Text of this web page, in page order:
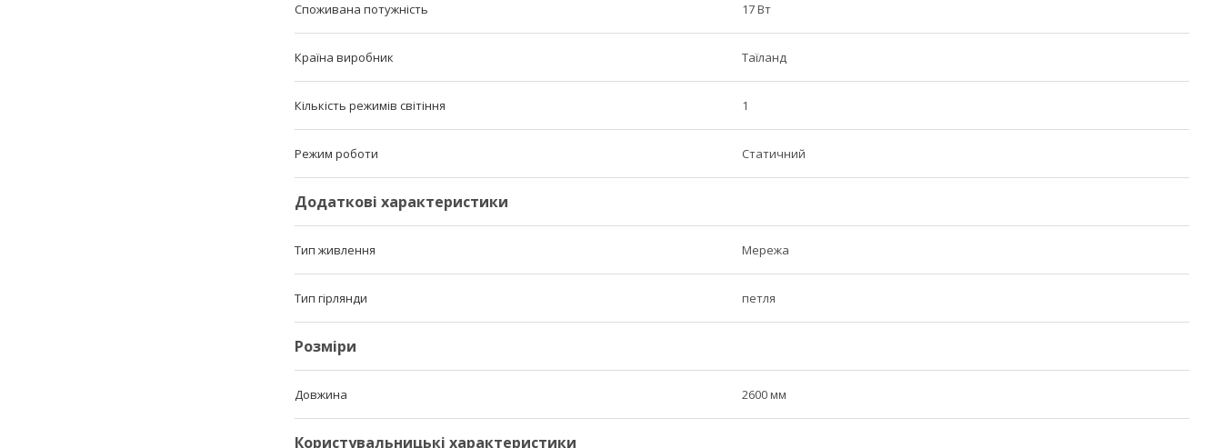
Споживана потужність 17 Вт
Країна виробник Таїланд
Кількість режимів світіння 1
Режим роботи Статичний
Додаткові характеристики
Тип живлення Мережа
Тип гірлянди петля
Розміри
Довжина 2600 мм
Користувальницькі характеристики